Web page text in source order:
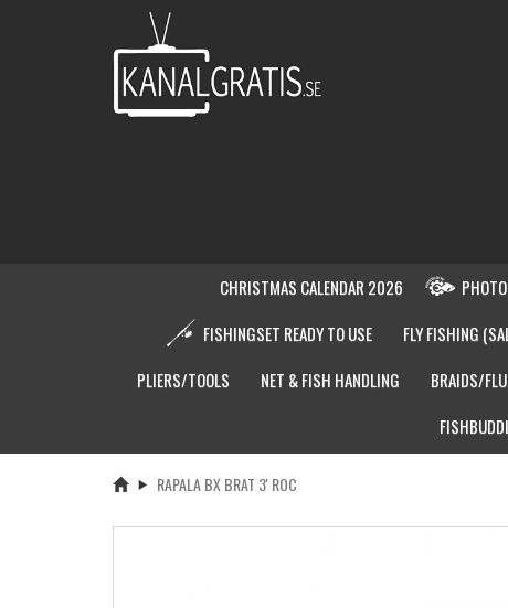
CHRISTMAS CALENDAR 2026
FISHINGSET READY TO USE
FLY FISHING
PLIERS/TOOLS
NET & FISH HANDLING BRAIDS/
RAPALA BX BRAT 3' ROC